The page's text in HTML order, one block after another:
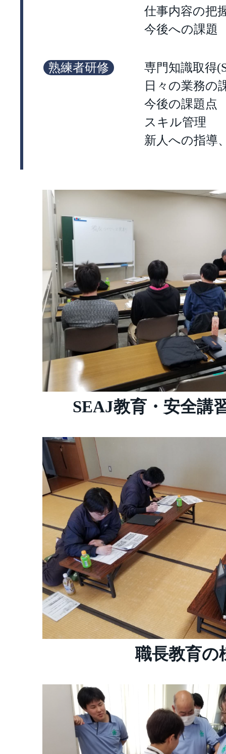
仕事内容の把
今後への課題
熟練者研修
専門知識取得
日々の業務の
今後の課題点
スキル管理
新人への指導
SEAJ教育・安全講
職長教育の